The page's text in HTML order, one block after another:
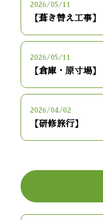
2026/05/11
【葺き替え工事】
2026/05/11
【倉庫・原寸場】
2026/04/02
【研修旅行】